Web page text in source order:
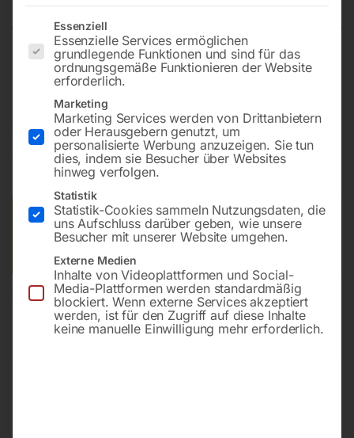
(bestehend aus 2 Stk. Räder + 2 Stk. Halterungen)
90,00
inkl. MwSt. zzgl.Versandkosten
Lieferzeit:ca. 2 - 3 Tage
Versandkosten Standard (Österreich): €10,00
Bitte beachten Sie: Die Versandkosten gelten für Österreich.
Andere Länder können abweichen.
In den Warenkorb
Es folgt eine Liste der Service-Gruppen, für die eine
Essenziell
Essenzielle Services ermöglichen
grundlegende Funktionen und sind für das
ordnungsgemäße Funktionieren der Website
erforderlich.
Marketing
Marketing Services werden von Drittanbietern
oder Herausgebern genutzt, um
personalisierte Werbung anzuzeigen. Sie tun
dies, indem sie Besucher über Websites
hinweg verfolgen.
Statistik
Statistik-Cookies sammeln Nutzungsdaten, die
uns Aufschluss darüber geben, wie unsere
Besucher mit unserer Website umgehen.
Externe Medien
Inhalte von Videoplattformen und Social-
Media-Plattformen werden standardmäßig
blockiert. Wenn externe Services akzeptiert
werden, ist für den Zugriff auf diese Inhalte
keine manuelle Einwilligung mehr erforderlich.